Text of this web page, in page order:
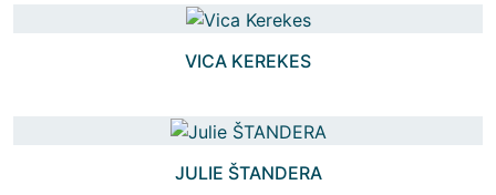
VICA KEREKES
JULIE ŠTANDERA